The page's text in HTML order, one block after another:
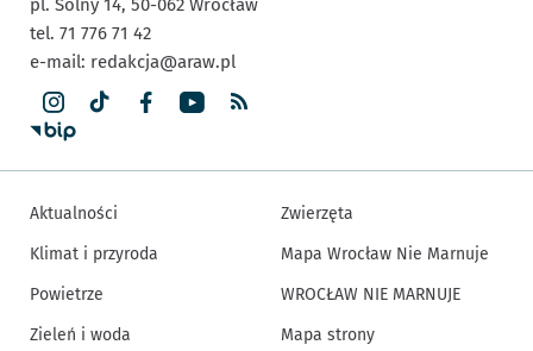
pl. Solny 14, 50-062 Wrocław
tel. 71 776 71 42
e-mail: redakcja@araw.pl
Aktualności
Klimat i przyroda
Powietrze
Zieleń i woda
Zwierzęta
Mapa Wrocław Nie Marnuje
WROCŁAW NIE MARNUJE
Mapa strony